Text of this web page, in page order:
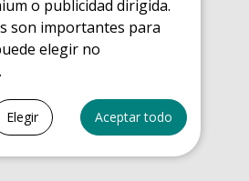
camas elásticas de ocio
camas elásticas de ocio
RECAMBIO
o publicidad dirigida.
son importantes para
elegir no
Elegir Aceptar todo